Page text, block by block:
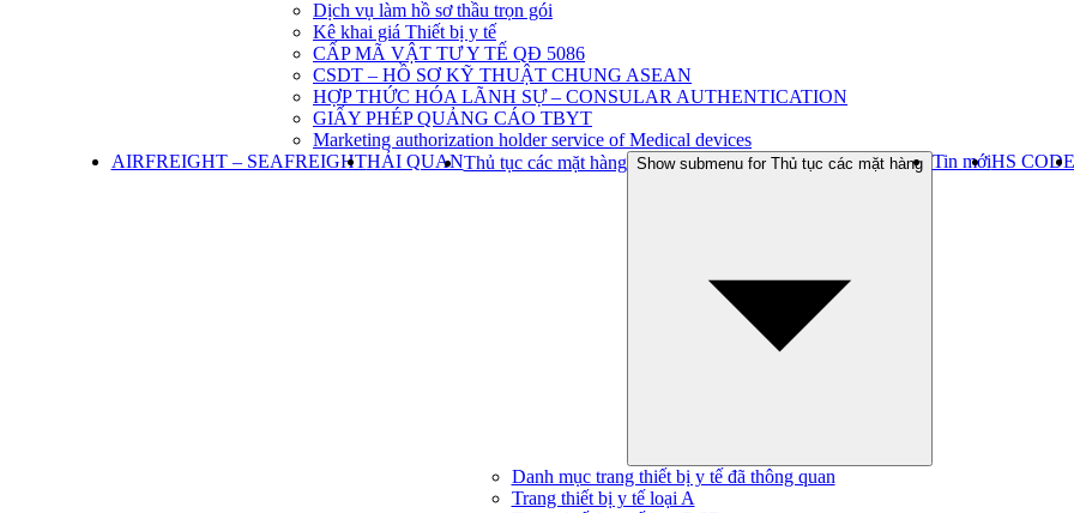
Dịch vụ làm hồ sơ thầu trọn gói
Kê khai giá Thiết bị y tế
CẤP MÃ VẬT TƯ Y TẾ QĐ 5086
CSDT – HỒ SƠ KỸ THUẬT CHUNG ASEAN
HỢP THỨC HÓA LÃNH SỰ – CONSULAR AUTHENTICATION
GIẤY PHÉP QUẢNG CÁO TBYT
Marketing authorization holder service of Medical devices
AIRFREIGHT – SEAFREIGHTHẢI QUANThủ tục các mặt hàng Show submenu for Thủ tục các mặt hàng
Danh mục trang thiết bị y tế đã thông quan
Trang thiết bị y tế loại A
Tin mớiHS CODE